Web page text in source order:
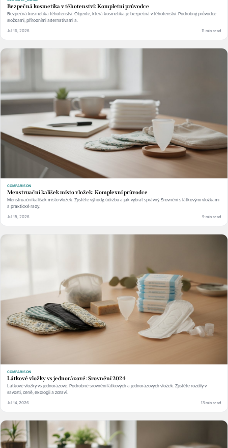
Bezpečná kosmetika v těhotenství: Kompletní průvodce
Bezpečná kosmetika těhotenství: Objevte, která kosmetika je bezpečná v těhotenství. Podrobný průvodce
složkami, přírodními alternativami a.
Jul 16, 2026 11 min read
COMPARISON
Menstruační kalíšek místo vložek: Komplexní průvodce
Menstruační kalíšek místo vložek: Zjistěte výhody, údržbu a jak vybrat správný. Srovnění s látkovými vložkami
a praktické rady.
Jul 15, 2026 9 min read
COMPARISON
Látkové vložky vs jednorázové: Srovnění 2024
Látkové vložky vs jednorázové: Podrobné srovnění látkových a jednorázových vložek. Zjistěte rozdíly v
savosti, ceně, ekologii a zdraví.
Jul 14, 2026 13 min read